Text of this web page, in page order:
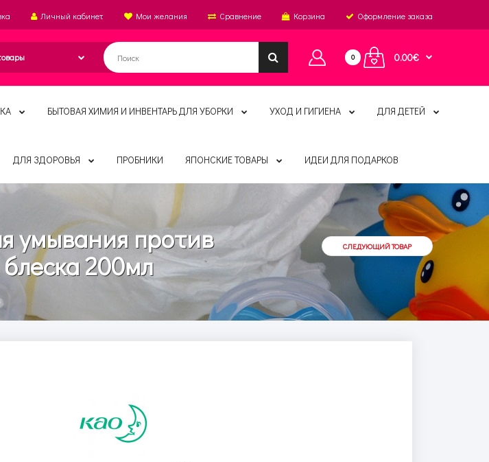
Личный кабинет Мои желания Сравнение Корзина Оформление заказа
0 0.00€
БЫТОВАЯ ХИМИЯ И ИНВЕНТАРЬ ДЛЯ УБОРКИ УХОД И ГИГИЕНА ДЛЯ ДЕТЕЙ
ДЛЯ ЗДОРОВЬЯ ПРОБНИКИ ЯПОНСКИЕ ТОВАРЫ ИДЕИ ДЛЯ ПОДАРКОВ
умывания против
200мл
СЛЕДУЮЩИЙ ТОВАР